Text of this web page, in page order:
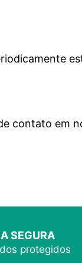
contato em
SEGURA
protegidos